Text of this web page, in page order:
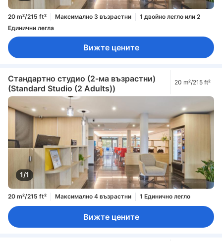
20 m²/215 ft² Максимално 3 възрастни
1 двойно легло или 2
Единични легла
Вижте цените
Стандартно студио (2-ма възрастни)
(Standard Studio (2 Adults))
20 m²/215 ft²
1/1
20 m²/215 ft² Максимално 4 възрастни 1 Единично легло
Вижте цените